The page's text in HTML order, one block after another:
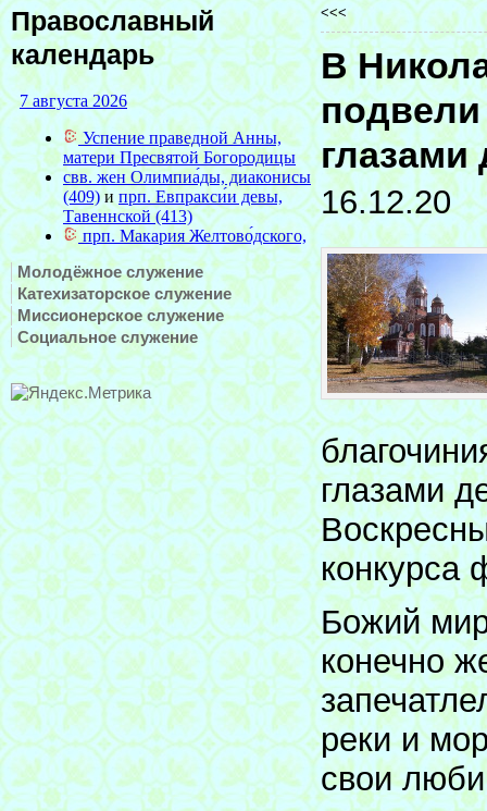
Православный
календарь
Молодёжное служение
Катехизаторское служение
Миссионерское служение
Социальное служение
<<<
В
глазами
16.12.20
глазами
конкурса
Божий
конечно
реки и
свои